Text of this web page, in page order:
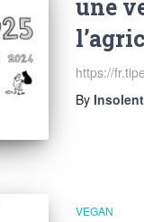
une
https://
By
VEGAN